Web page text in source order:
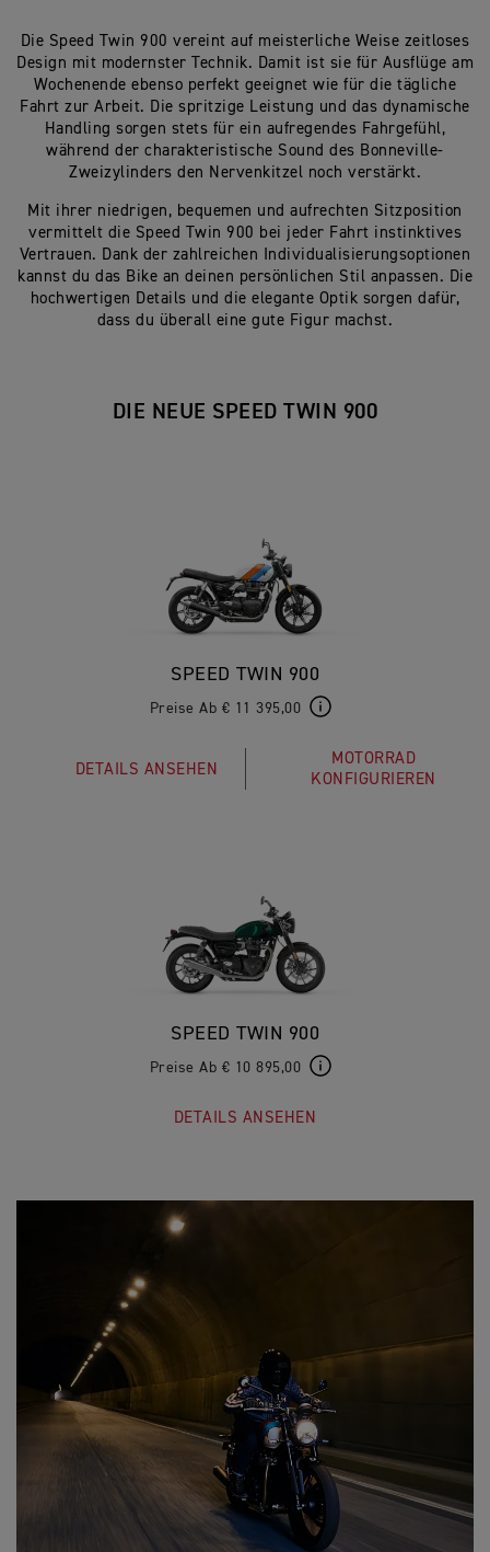
Die Speed Twin 900 vereint auf meisterliche Weise zeitloses
Design mit modernster Technik. Damit ist sie für Ausflüge am
Wochenende ebenso perfekt geeignet wie für die tägliche
Fahrt zur Arbeit. Die spritzige Leistung und das dynamische
Handling sorgen stets für ein aufregendes Fahrgefühl,
während der charakteristische Sound des Bonneville-
Zweizylinders den Nervenkitzel noch verstärkt.
Mit ihrer niedrigen, bequemen und aufrechten Sitzposition
vermittelt die Speed Twin 900 bei jeder Fahrt instinktives
Vertrauen. Dank der zahlreichen Individualisierungsoptionen
kannst du das Bike an deinen persönlichen Stil anpassen. Die
hochwertigen Details und die elegante Optik sorgen dafür,
dass du überall eine gute Figur machst.
DIE NEUE SPEED TWIN 900
SPEED TWIN 900
Preise Ab € 11 395,00
DETAILS ANSEHEN
MOTORRAD
KONFIGURIEREN
SPEED TWIN 900
Preise Ab € 10 895,00
DETAILS ANSEHEN